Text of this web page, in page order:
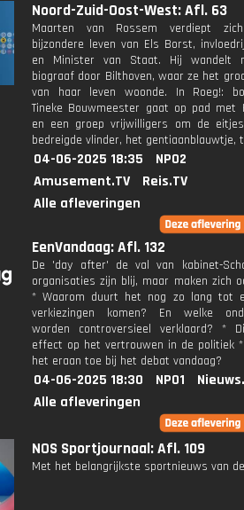
Noord-Zuid-Oost-West: Afl. 63
Maarten van Rossem verdiept
bijzondere leven van Els Borst,
en Minister van Staat. Hij wandelt
biograaf door Bilthoven, waar ze het
van haar leven woonde. In Roeg!:
Tineke Bouwmeester gaat op pad met
en een groep vrijwilligers om de
bedreigde vlinder, het gentiaanblauwtje,
04-06-2025 18:35
NPO2
Amusement.TV
Reis.TV
Alle afleveringen
EenVandaag: Afl. 132
De 'day after' de val van kabinet-
organisaties zijn blij, maar maken zich
* Waarom duurt het nog zo lang tot
verkiezingen komen? En welke
worden controversieel verklaard? *
effect op het vertrouwen in de politiek
het eraan toe bij het debat vandaag?
04-06-2025 18:30 NPO1
Alle afleveringen
NOS Sportjournaal: Afl. 109
Met het belangrijkste sportnieuws van